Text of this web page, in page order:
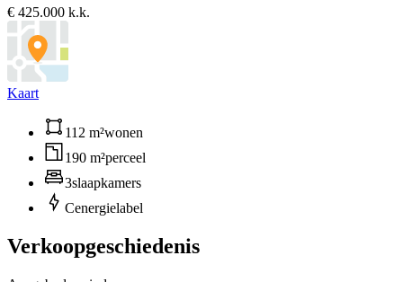
€ 425.000 k.k.
Kaart
112 m²wonen
190 m²perceel
3slaapkamers
Cenergielabel
Verkoopgeschiedenis